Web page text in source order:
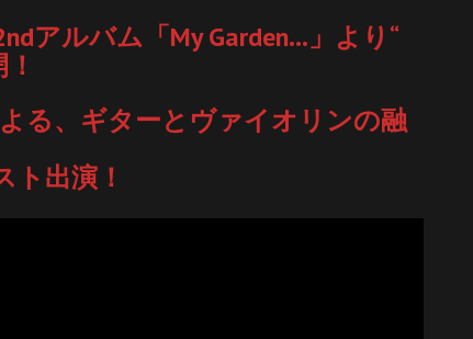
アルバム「My Garden…」より“
る、ギターとヴァイオリンの融
ト出演！